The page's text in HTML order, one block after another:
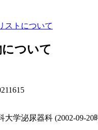
ストについて
ついて
大学泌尿器科 (2002-09-20